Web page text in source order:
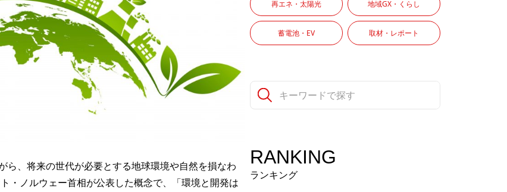
、将来の世代が必要とする地球環境や自然を損なわ
・ノルウェー首相が公表した概念で、「環境と開発は
再エネ・太陽光 地域GX・くらし
蓄電池・EV 取材・レポート
RANKING
ランキング